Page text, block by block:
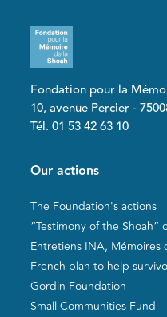
Fondation pour la
10, avenue Percier -
Tél. 01 53 42 63 10
Pied de page
Our actions
The Foundation's actions
“Testimony of the Shoah”
Entretiens INA, Mémoires
French plan to help
Gordin Foundation
Small Communities Fund